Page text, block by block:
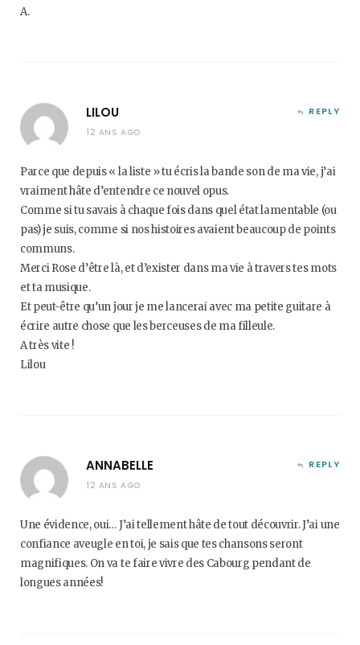
A.
LILOU
12 ANS AGO
REPLY
Parce que depuis « la liste » tu écris la bande son de ma vie, j’ai
vraiment hâte d’entendre ce nouvel opus.
Comme si tu savais à chaque fois dans quel état lamentable (ou
pas) je suis, comme si nos histoires avaient beaucoup de points
communs.
Merci Rose d’être là, et d’exister dans ma vie à travers tes mots
et ta musique.
Et peut-être qu’un jour je me lancerai avec ma petite guitare à
écrire autre chose que les berceuses de ma filleule.
A très vite !
Lilou
ANNABELLE
12 ANS AGO
REPLY
Une évidence, oui… J’ai tellement hâte de tout découvrir. J’ai une
confiance aveugle en toi, je sais que tes chansons seront
magnifiques. On va te faire vivre des Cabourg pendant de
longues années!